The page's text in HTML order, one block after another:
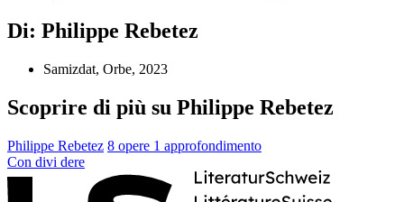
Di: Philippe Rebetez
Samizdat, Orbe, 2023
Scoprire di più su Philippe Rebetez
Philippe Rebetez 8 opere 1 approfondimento
Con divi dere